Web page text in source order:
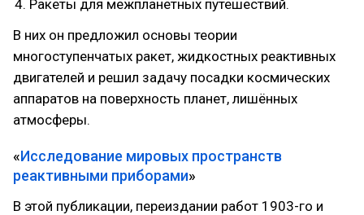
Ракеты для межпланетных путешествий.
В них он предложил основы теории
многоступенчатых ракет, жидкостных реактивных
двигателей и решил задачу посадки космических
аппаратов на поверхность планет, лишённых
атмосферы.
«Исследование мировых пространств
реактивными приборами»
В этой публикации, переиздании работ 1903-го и